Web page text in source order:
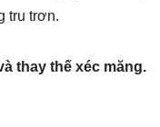
tru trơn.
thay thế xéc măng.